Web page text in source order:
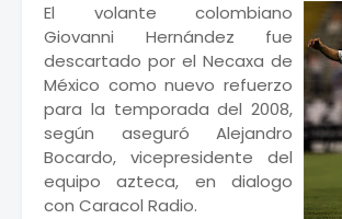
El volante colombiano
Giovanni Hernández fue
descartado por el Necaxa de
México como nuevo refuerzo
para la temporada del 2008,
según aseguró Alejandro
Bocardo, vicepresidente del
equipo azteca, en dialogo
con Caracol Radio.